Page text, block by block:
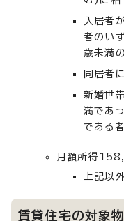
入居者
者のい
歳未満
同居者
新婚世
満であ
である者
月額所得
上記以
賃貸住宅の対象